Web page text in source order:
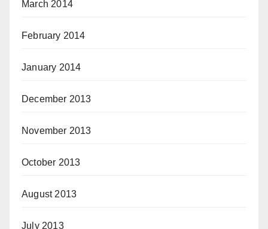
March 2014
February 2014
January 2014
December 2013
November 2013
October 2013
August 2013
July 2013